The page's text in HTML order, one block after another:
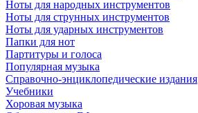
Ноты для народных инструментов
Ноты для струнных инструментов
Ноты для ударных инструментов
Папки для нот
Партитуры и голоса
Популярная музыка
Справочно-энциклопедические издания
Учебники
Хоровая музыка